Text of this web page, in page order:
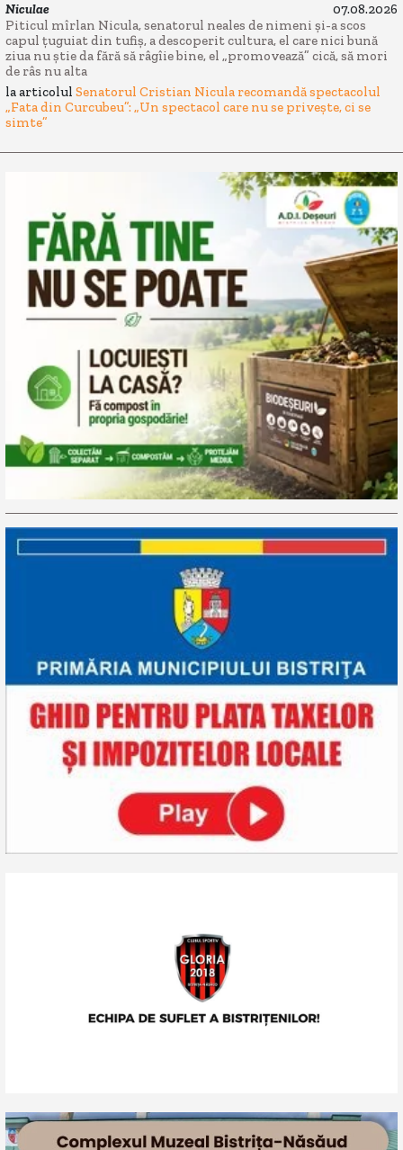
Niculae
07.08.2026
Piticul mîrlan Nicula, senatorul neales de nimeni și-a scos
capul țuguiat din tufiș, a descoperit cultura, el care nici bună
ziua nu știe da fără să râgîie bine, el „promovează” cică, să mori
de râs nu alta
la articolul Senatorul Cristian Nicula recomandă spectacolul
„Fata din Curcubeu”: „Un spectacol care nu se privește, ci se
simte”